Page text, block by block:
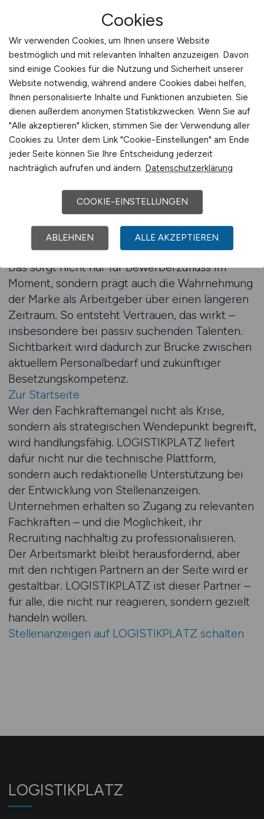
Orientierung, Sicherheit und Perspektive
Unternehmen dabei, diese Aspekte in jeder
Anzeige und jedem Kontaktpunkt glaubwürdig
zu vermitteln.
Zur Startseite von LOGISTIKPLATZ
Langfristige Sichtbarkeit trotz
Fachkräftemangel sichern
Langfristig erfolgreich im Personalmarkt zu
bestehen bedeutet, sichtbar zu bleiben – auch
wenn Stellen nicht sofort besetzt werden
können. LOGISTIKPLATZ ermöglicht
Arbeitgebern eine kontinuierliche Präsenz auf
einer spezialisierten Plattform für Logistikjobs.
Das sorgt nicht nur für Bewerberzufluss im
Moment, sondern prägt auch die Wahrnehmung
der Marke als Arbeitgeber über einen längeren
Zeitraum. So entsteht Vertrauen, das wirkt –
insbesondere bei passiv suchenden Talenten.
Sichtbarkeit wird dadurch zur Brücke zwischen
aktuellem Personalbedarf und zukünftiger
Besetzungskompetenz.
Zur Startseite
Wer den Fachkräftemangel nicht als Krise,
sondern als strategischen Wendepunkt begreift,
wird handlungsfähig. LOGISTIKPLATZ liefert
dafür nicht nur die technische Plattform,
sondern auch redaktionelle Unterstützung bei
der Entwicklung von Stellenanzeigen.
Unternehmen erhalten so Zugang zu relevanten
Fachkräften – und die Möglichkeit, ihr
Recruiting nachhaltig zu professionalisieren.
Der Arbeitsmarkt bleibt herausfordernd, aber
mit den richtigen Partnern an der Seite wird er
gestaltbar. LOGISTIKPLATZ ist dieser Partner –
für alle, die nicht nur reagieren, sondern gezielt
handeln wollen.
Stellenanzeigen auf LOGISTIKPLATZ schalten
LOGISTIKPLATZ
Cookies
Wir verwenden Cookies, um Ihnen unsere Website
bestmöglich und mit relevanten Inhalten anzuzeigen. Davon
sind einige Cookies für die Nutzung und Sicherheit unserer
Website notwendig, während andere Cookies dabei helfen,
Ihnen personalisierte Inhalte und Funktionen anzubieten. Sie
dienen außerdem anonymen Statistikzwecken. Wenn Sie auf
"Alle akzeptieren" klicken, stimmen Sie der Verwendung aller
Cookies zu. Unter dem Link "Cookie-Einstellungen" am Ende
jeder Seite können Sie Ihre Entscheidung jederzeit
nachträglich aufrufen und ändern. Datenschutzerklärung
COOKIE-EINSTELLUNGEN
ABLEHNEN ALLE AKZEPTIEREN